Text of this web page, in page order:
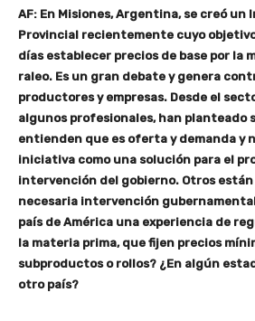
AF: En Misiones, Argentina, se creó
Provincial recientemente cuyo
días establecer precios de base por la
raleo. Es un gran debate y genera
productores y empresas. Desde el
algunos profesionales, han planteado
entienden que es oferta y demanda y
iniciativa como una solución para el
intervención del gobierno. Otros
necesaria intervención
país de América una experiencia de
la materia prima, que fijen precios
subproductos o rollos? ¿En algún
otro país?